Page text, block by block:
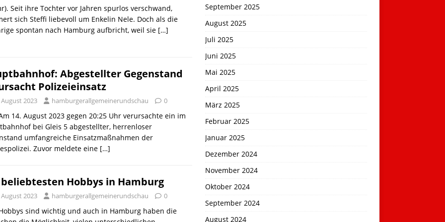
Seit ihre Tochter vor Jahren spurlos verschwand,
sich Steffi liebevoll um Enkelin Nele. Doch als die
spontan nach Hamburg aufbricht, weil sie […]
Abgestellter Gegenstand
Polizeieinsatz
August 2023 hamburgerallgemeinerundschau 0
14. August 2023 gegen 20:25 Uhr verursachte ein im
bei Gleis 5 abgestellter, herrenloser
umfangreiche Einsatzmaßnahmen der
Zuvor meldete eine […]
Hobbys in Hamburg
August 2023 hamburgerallgemeinerundschau 0
sind wichtig und auch in Hamburg haben die
September 2025
August 2025
Juli 2025
Juni 2025
Mai 2025
April 2025
März 2025
Februar 2025
Januar 2025
Dezember 2024
November 2024
Oktober 2024
September 2024
August 2024